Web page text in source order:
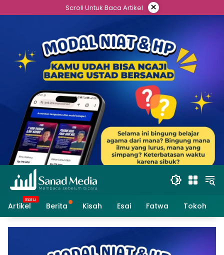
to
Scroll Untuk Baca Artikel ×
Artikel Berita Kisah Esai Fatwa Tokoh